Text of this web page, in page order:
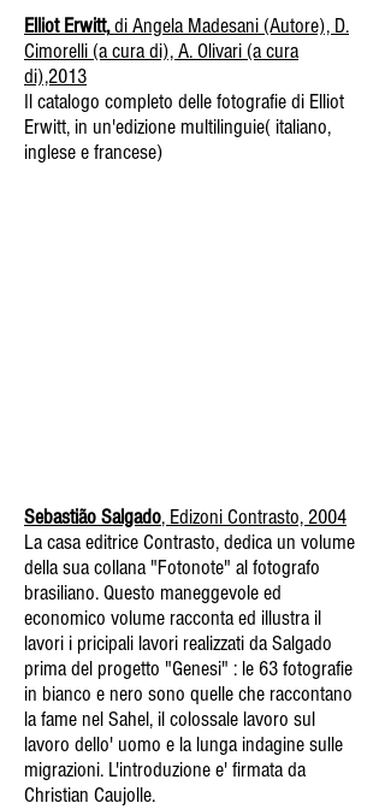
Elliot Erwitt,di Angela Madesani (Autore), D.
Cimorelli (a cura di), A. Olivari (a cura
di),2013
Il catalogo completo delle fotografie di Elliot
Erwitt, in un'edizione multilinguie( italiano,
inglese e francese)
Sebastião Salgado, Edizoni Contrasto, 2004
La casa editrice Contrasto, dedica un volume
della sua collana "Fotonote" al fotografo
brasiliano. Questo maneggevole ed
economico volume racconta ed illustra il
lavori i pricipali lavori realizzati da Salgado
prima del progetto "Genesi" : le 63 fotografie
in bianco e nero sono quelle che raccontano
la fame nel Sahel, il colossale lavoro sul
lavoro dello' uomo e la lunga indagine sulle
migrazioni. L'introduzione e' firmata da
Christian Caujolle.